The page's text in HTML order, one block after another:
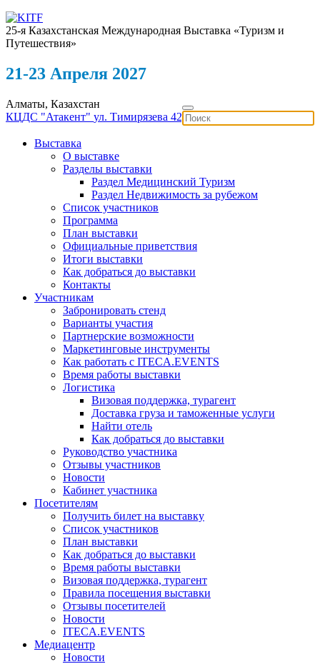
25-я Казахстанская Международная Выставка «Туризм и
Путешествия»
21-23 Апреля 2027
Алматы, Казахстан
КЦДС "Атакент" ул. Тимирязева 42
Выставка
О выставке
Разделы выставки
Раздел Медицинский Туризм
Раздел Недвижимость за рубежом
Список участников
Программа
План выставки
Официальные приветствия
Итоги выставки
Как добраться до выставки
Контакты
Участникам
Забронировать стенд
Варианты участия
Партнерские возможности
Маркетинговые инструменты
Как работать с ITECA.EVENTS
Время работы выставки
Логистика
Визовая поддержка, турагент
Доставка груза и таможенные услуги
Найти отель
Как добраться до выставки
Руководство участника
Отзывы участников
Новости
Кабинет участника
Посетителям
Получить билет на выставку
Список участников
План выставки
Как добраться до выставки
Время работы выставки
Визовая поддержка, турагент
Правила посещения выставки
Отзывы посетителей
Новости
ITECA.EVENTS
Медиацентр
Новости